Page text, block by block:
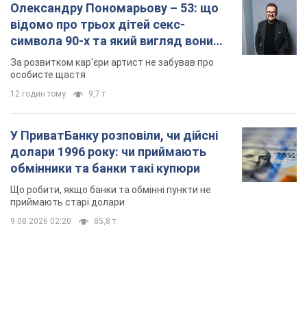
Олександру Пономарьову – 53: що
відомо про трьох дітей секс-
символа 90-х та який вигляд вони
мають
За розвитком кар'єри артист не забував про
особисте щастя
12 годин тому 9,7 т.
У ПриватБанку розповіли, чи дійсні
долари 1996 року: чи приймають
обмінники та банки такі купюри
Що робити, якщо банки та обмінні пункти не
приймають старі долари
9.08.2026 02:20 85,8 т.